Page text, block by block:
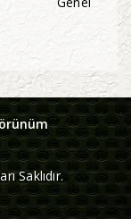
Saklıdır.